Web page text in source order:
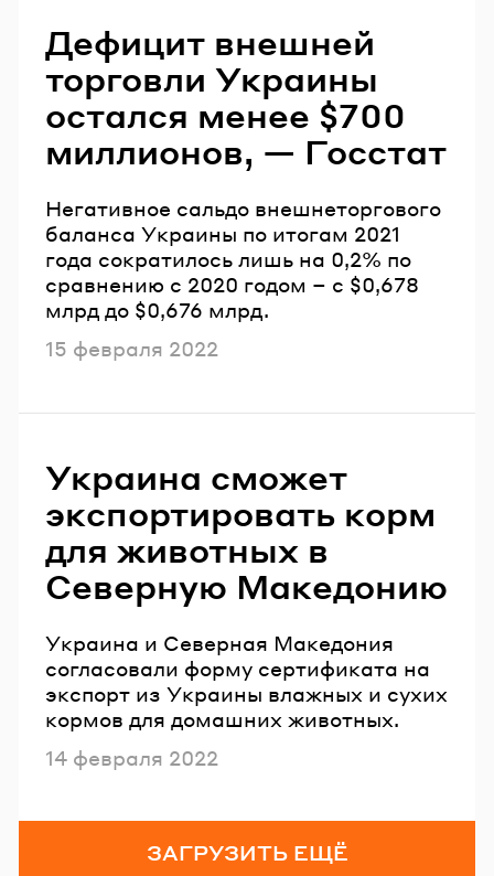
Дефицит внешней
торговли Украины
остался менее $700
миллионов, — Госстат
Негативное сальдо внешнеторгового
баланса Украины по итогам 2021
года сократилось лишь на 0,2% по
сравнению с 2020 годом – с $0,678
млрд до $0,676 млрд.
Опубликовано
15 февраля 2022
Украина сможет
экспортировать корм
для животных в
Северную Македонию
Украина и Северная Македония
согласовали форму сертификата на
экспорт из Украины влажных и сухих
кормов для домашних животных.
Опубликовано
14 февраля 2022
ЗАГРУЗИТЬ ЕЩЁ